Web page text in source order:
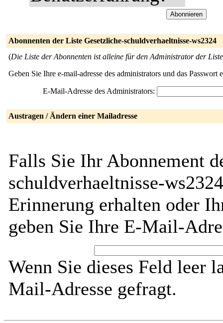
Abonnenten der Liste Gesetzliche-schuldverhaeltnisse-ws2324
(Die Liste der Abonnenten ist alleine für den Administrator der
Geben Sie Ihre e-mail-adresse des administrators und das
E-Mail-Adresse des Administrators:
Austragen / Ändern einer Mailadresse
Falls Sie Ihr Abonnement
schuldverhaeltnisse-
Erinnerung erhalten oder
geben Sie Ihre E-Mail-
Wenn Sie dieses Feld leer
Mail-Adresse gefragt.